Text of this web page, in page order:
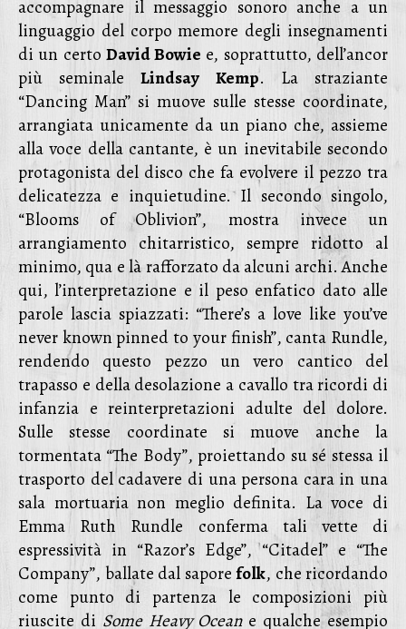
accompagnare il messaggio sonoro anche a un
linguaggio del corpo memore degli insegnamenti
di un certo David Bowie e, soprattutto, dell’ancor
più seminaleLindsay Kemp. La straziante
“Dancing Man” si muove sulle stesse coordinate,
arrangiata unicamente da un piano che, assieme
alla voce della cantante, è un inevitabile secondo
protagonista del disco che fa evolvere il pezzo tra
delicatezza e inquietudine. Il secondo singolo,
“Blooms of Oblivion”, mostra invece un
arrangiamento chitarristico, sempre ridotto al
minimo, qua e là rafforzato da alcuni archi. Anche
qui, l’interpretazione e il peso enfatico dato alle
parole lascia spiazzati: “There’s a love like you’ve
never known pinned to your finish”, canta Rundle,
rendendo questo pezzo un vero cantico del
trapasso e della desolazione a cavallo tra ricordi di
infanzia e reinterpretazioni adulte del dolore.
Sulle stesse coordinate si muove anche la
tormentata “The Body”, proiettando su sé stessa il
trasporto del cadavere di una persona cara in una
sala mortuaria non meglio definita. La voce di
Emma Ruth Rundle conferma tali vette di
espressività in “Razor’s Edge”, “Citadel” e “The
Company”, ballate dal saporefolk, che ricordando
come punto di partenza le composizioni più
riuscite di Some Heavy Oceane qualche esempio